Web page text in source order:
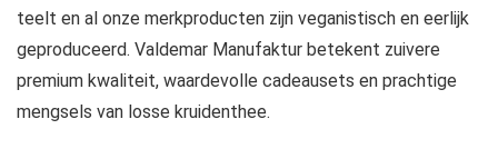
teelt en al onze merkproducten zijn veganistisch en eerlijk
geproduceerd. Valdemar Manufaktur betekent zuivere
premium kwaliteit, waardevolle cadeausets en prachtige
mengsels van losse kruidenthee.